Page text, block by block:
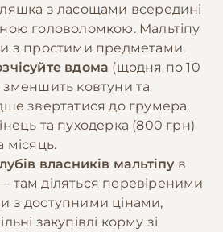
з ласощами всередині
головоломкою. Мальтіпу
з простими предметами.
вдома (щодня по 10
ковтуни та
звертатися до грумера.
та пуходерка (800 грн)
місяць.
власників мальтіпув
там діляться перевіреними
з доступними цінами,
закупівлі корму зі